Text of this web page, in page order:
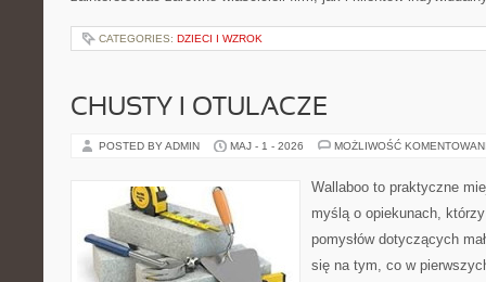
CATEGORIES: DZIECI I WZROK
CHUSTY I OTULACZE
POSTED BY ADMIN MAJ - 1 - 2026 MOŻLIWOŚĆ
Wallaboo to praktyczne
myślą o opiekunach,
pomysłów dotyczących
się na tym, co w